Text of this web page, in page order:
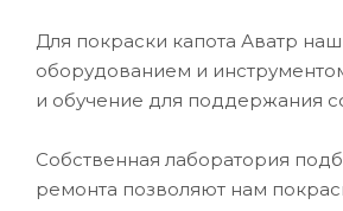
Для покраски капота Аватр
оборудованием и
и обучение для поддержания
Собственная лаборатория
ремонта позволяют нам